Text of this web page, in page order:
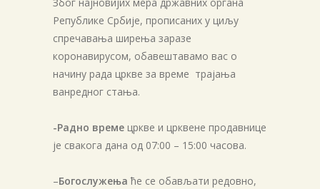
Републике Србије, прописаних у циљу
спречавања ширења заразе
коронавирусом, обавештавамо вас о
начину рада цркве за време трајања
ванредног стања.
-Радно време цркве и црквене продавнице
је свакога дана од 07:00 – 15:00 часова.
–Богослужења ће се обављати редовно,